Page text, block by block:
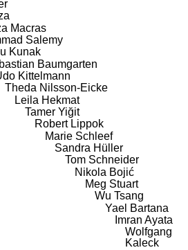
Macras
Salemy
Kunak
Baumgarten
Kittelmann
Theda Nilsson-Eicke
Leila Hekmat
Tamer Yiğit
Robert Lippok
Marie Schleef
Sandra Hüller
Tom Schneider
Nikola Bojić
Meg Stuart
Wu Tsang
Yael Bartana
Imran Ayata
Wolfgang
Kaleck